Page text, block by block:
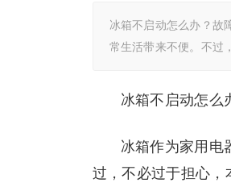
冰箱不启动怎么办？故
常生活带来不便。不过
冰箱不启动怎么
冰箱作为家用电
过，不必过于担心